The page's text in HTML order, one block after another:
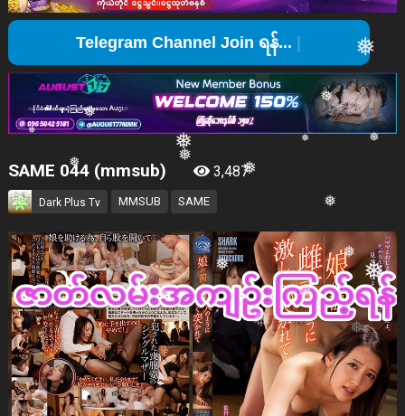
❅
❅
❅
❅
❅
❅
❅
❅
❅
❅
❅
❅
❅
Telegr
SAME 044 (mmsub) 3,487
Dark Plus Tv MMSUB SAME